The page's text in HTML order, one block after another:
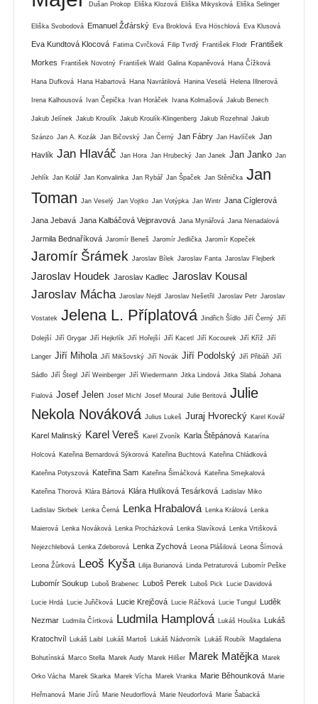
Dušan Prokop Eliška Klozová Eliška Mikysková Eliška Selinger
Eliška Svobodová Emanuel Žďárský Eva Broklová Eva Höschlová Eva Klusová
Eva Kundtová Klocová Fatima Cvrčková Filip Tvrdý František Flodr František
Morkes František Novotný František Wald Galina Kopaněvová Hana Čížková
Hana Dufková Hana Habartová Hana Navrátilová Hanina Veselá Helena Illnerová
Irena Kalhousová Ivan Čepička Ivan Horáček Ivana Kolmašová Jakub Benech
Jakub Jelínek Jakub Kroulík Jakub Kroulík-Klingenberg Jakub Rozehnal Jakub
Szánzo Jan A. Kozák Jan Bičovský Jan Černý Jan Fábry Jan Havlíček Jan
Havlík Jan Hlaváč Jan Hora Jan Hrubecký Jan Janek Jan Janko Jan
Jehlík Jan Kolář Jan Konvalinka Jan Rybář Jan Špaček Jan Stěnička Jan
Toman
Jan Veselý Jan Vojtko Jan Votýpka Jan Wintr Jana Cíglerová
Jana Jebavá Jana Kalbáčová Vejpravová Jana Mynářová Jana Nenadalová
Jarmila Bednaříková Jaromír Beneš Jaromír Jedlička Jaromír Kopeček
Jaromír Šrámek Jaroslav Bílek Jaroslav Fanta Jaroslav Flejberk
Jaroslav Houdek Jaroslav Kadlec Jaroslav Kousal
Jaroslav Mácha Jaroslav Nejdl Jaroslav Nešetřil Jaroslav Petr Jaroslav
Vostatek Jelena L. Příplatová Jindřich Šídlo Jiří Černý Jiří
Dolejší Jiří Grygar Jiří Hejkrlík Jiří Hořejší Jiří Kacetl Jiří Kocourek Jiří Kříž Jiří
Langer Jiří Mihola Jiří Mikšovský Jiří Novák Jiří Podolský Jiří Přibáň Jiří
Sádlo Jiří Štegl Jiří Weinberger Jiří Wiedermann Jitka Lindová Jitka Slabá Johana
Fialová Josef Jelen Josef Michl Josef Moural Julie Beritová Julie
Nekola Nováková Julius Lukeš Juraj Hvorecký Karel Kovář
Karel Malinský Karel Vereš Karel Zvoník Karla Štěpánová Katarína
Holcová Kateřina Bernardová Sýkorová Kateřina Buchtová Kateřina Chládková
Kateřina Potyszová Kateřina Sam Kateřina Šimáčková Kateřina Smejkalová
Kateřina Thorová Klára Bártová Klára Hulíková Tesárková Ladislav Miko
Ladislav Skrbek Lenka Černá Lenka Hrabalová Lenka Králová Lenka
Maierová Lenka Nováková Lenka Procházková Lenka Slavíková Lenka Vrtišková
Nejezchlebová Lenka Zdeborová Lenka Zychová Leona Plášilová Leona Šímová
Leona Žůrková Leoš Kyša Lilija Burianová Linda Petraturová Lubomír Peške
Lubomír Soukup Luboš Brabenec Luboš Perek Luboš Pick Lucie Davidová
Lucie Hrdá Lucie Juřičková Lucie Krejčová Lucie Ráčková Lucie Tungul Luděk
Nezmar Ludmila Čírtková Ludmila Hamplová Lukáš Houška Lukáš
Kratochvíl Lukáš Laibl Lukáš Martoš Lukáš Nádvorník Lukáš Roubík Magdalena
Bohutínská Marco Stella Marek Audy Marek Hilšer Marek Matějka Marek
Orko Vácha Marek Skarka Marek Vícha Marek Vranka Marie Běhounková Marie
Heřmanová Marie Jírů Marie Neudorflová Marie Neudorfová Marie Šabacká